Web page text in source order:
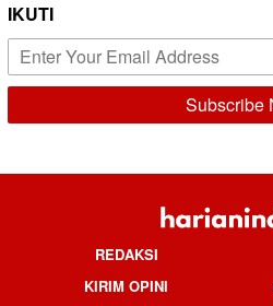
IKUTI
REDAKSI
KIRIM OPINI